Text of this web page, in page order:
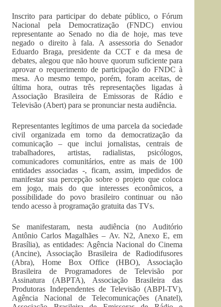
Inscrito para participar do debate público, o Fórum
Nacional pela Democratização (FNDC) enviou
representante ao Senado no dia de hoje, mas teve
negado o direito à fala. A assessoria do Senador
Eduardo Braga, presidente da CCT e da mesa de
debates, alegou que não houve quorum suficiente para
aprovar o requerimento de participação do FNDC à
mesa. Ao mesmo tempo, porém, foram aceitas, de
última hora, outras três representações ligadas à
Associação Brasileira de Emissoras de Rádio e
Televisão (Abert) para se pronunciar nesta audiência.
Representantes legítimos de uma parcela da sociedade
civil organizada em torno da democratização da
comunicação – que inclui jornalistas, centrais de
trabalhadores, artistas, radialistas, psicólogos,
comunicadores comunitários, entre as mais de 100
entidades associadas -, ficam, assim, impedidos de
manifestar sua percepção sobre o projeto que coloca
em jogo, mais do que interesses econômicos, a
possibilidade do povo brasileiro continuar ou não
tendo acesso à programação gratuita das TVs.
Se manifestaram, nesta audiência (no Auditório
Antônio Carlos Magalhães – Av. N2, Anexo E, em
Brasília), as entidades: Agência Nacional do Cinema
(Ancine), Associação Brasileira de Radiodifusores
(Abra), Home Box Office (HBO), Associação
Brasileira de Programadores de Televisão por
Assinatura (ABPTA), Associação Brasileira das
Produtoras Independentes de Televisão (ABPI-TV),
Agência Nacional de Telecomunicações (Anatel),